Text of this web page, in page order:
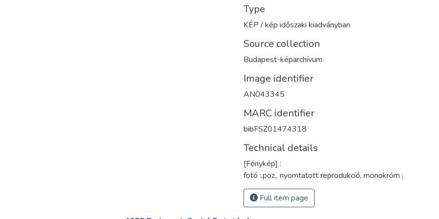
Type
KÉP / kép időszaki kiadványban
Source collection
Budapest-képarchívum
Image identifier
AN043345
MARC identifier
bibFSZ01474318
Technical details
[Fénykép] :
fotó :,poz., nyomtatott reprodukció, monokróm ;
Full item page